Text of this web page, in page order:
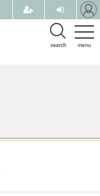
menu
search